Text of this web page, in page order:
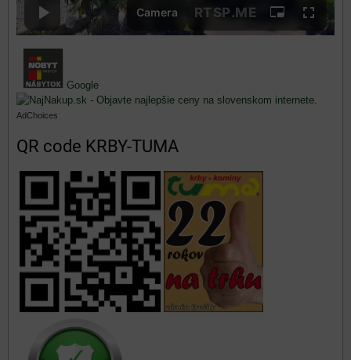
Google
AdChoices
QR code KRBY-TUMA